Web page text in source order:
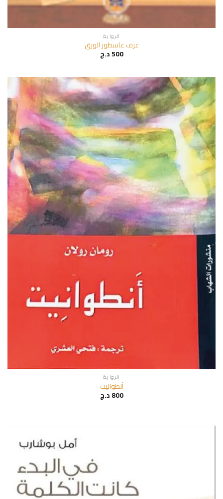
الروا ية
عزف عاسطور الورق
500د.ج
الروا ية
أنطوانيت
800د.ج